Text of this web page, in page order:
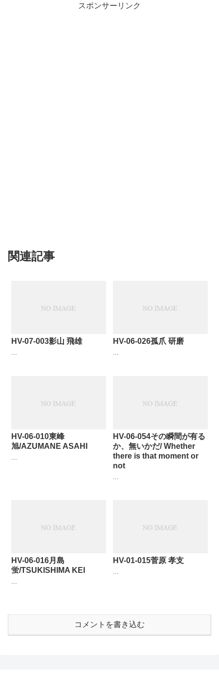
スポンサーリンク
関連記事
HV-07-003影山 飛雄 HV-06-026孤爪 研磨
HV-06-010東峰
旭/AZUMANE ASAHI
HV-06-054その瞬間が有る
か、無いかだ/ Whether
there is that moment or
not
HV-06-016月島
蛍/TSUKISHIMA KEI
...
HV-01-015菅原 孝支
...
コメントを書き込む